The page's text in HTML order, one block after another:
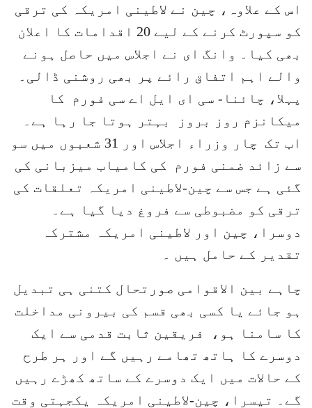
اس کے علاوہ، چین نے لاطینی امریکہ کی ترقی
کو سپورٹ کرنے کے لیے 20 اقدامات کا اعلان
بھی کیا۔ وانگ ای نے اجلاس میں حاصل ہونے
والے اہم اتفاق رائے پر بھی روشنی ڈالی۔
پہلا، چائنا- سی ای ایل اے سی فورم کا
میکانزم روز بروز بہتر ہوتا جا رہا ہے۔
اب تک چار وزراء اجلاس اور 31 شعبوں میں سو
سے زائد ضمنی فورم کی کامیاب میزبانی کی
گئی ہے جس سے چین-لاطینی امریکہ تعلقات کی
ترقی کو مضبوطی سے فروغ دیا گیا ہے۔
دوسرا، چین اور لاطینی امریکہ مشترکہ
تقدیر کے حامل ہیں ۔
چاہے بین الاقوامی صورتحال کتنی ہی تبدیل
ہو جائے یا کسی بھی قسم کی بیرونی مداخلت
کا سامنا ہو، فریقین ثابت قدمی سے ایک
دوسرے کا ہاتھ تھامے رہیں گے اور ہر طرح
کے حالات میں ایک دوسرے کے ساتھ کھڑے رہیں
گے۔ تیسرا، چین-لاطینی امریکہ یکجہتی وقت